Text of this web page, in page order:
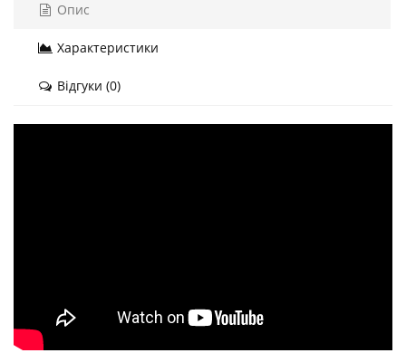
Опис
Характеристики
Відгуки (0)